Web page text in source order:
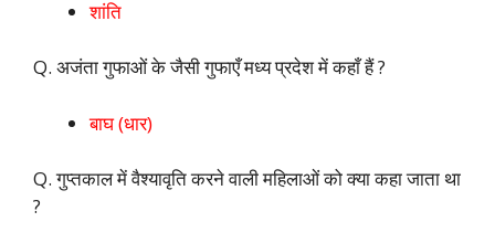
शांति
Q. अजंता गुफाओं के जैसी गुफाएँ मध्य प्रदेश में कहाँ हैं ?
बाघ (धार)
Q. गुप्तकाल में वैश्यावृति करने वाली महिलाओं को क्या कहा जाता था
?